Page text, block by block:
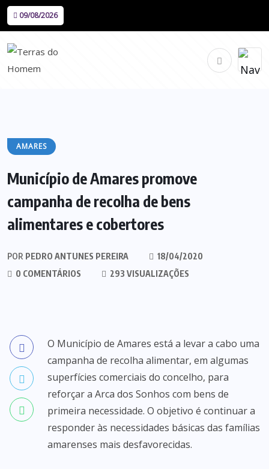
09/08/2026
AMARES
Município de Amares promove
campanha de recolha de bens
alimentares e cobertores
POR PEDRO ANTUNES PEREIRA
18/04/2020
0 COMENTÁRIOS
293 VISUALIZAÇÕES
O Município de Amares está a levar a cabo uma
campanha de recolha alimentar, em algumas
superfícies comerciais do concelho, para
reforçar a Arca dos Sonhos com bens de
primeira necessidade. O objetivo é continuar a
responder às necessidades básicas das famílias
amarenses mais desfavorecidas.